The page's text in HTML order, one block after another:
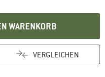
WARENKORB
VERGLEICHEN